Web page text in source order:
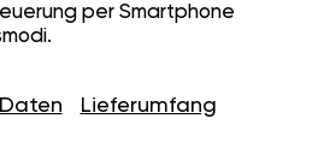
per Smartphone
Lieferumfang